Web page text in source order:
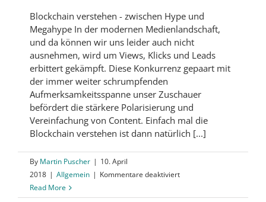
Blockchain verstehen - zwischen Hype und
Megahype In der modernen Medienlandschaft,
und da können wir uns leider auch nicht
ausnehmen, wird um Views, Klicks und Leads
erbittert gekämpft. Diese Konkurrenz gepaart mit
der immer weiter schrumpfenden
Aufmerksamkeitsspanne unser Zuschauer
befördert die stärkere Polarisierung und
Vereinfachung von Content. Einfach mal die
Blockchain verstehen ist dann natürlich [...]
By Martin Puscher | 10. April
2018 | Allgemein | Kommentare deaktiviertfür
verstehen
Read More